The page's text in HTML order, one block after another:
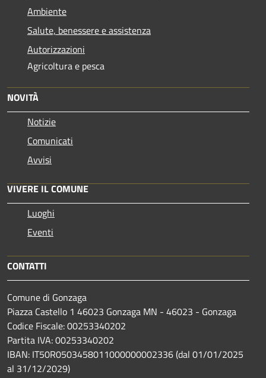
Ambiente
Salute, benessere e assistenza
Autorizzazioni
Agricoltura e pesca
NOVITÀ
Notizie
Comunicati
Avvisi
VIVERE IL COMUNE
Luoghi
Eventi
CONTATTI
Comune di Gonzaga
Piazza Castello 1 46023 Gonzaga MN - 46023 - Gonzaga
Codice Fiscale: 00253340202
Partita IVA: 00253340202
IBAN: IT50R0503458011000000002336 (dal 01/01/2025
al 31/12/2029)